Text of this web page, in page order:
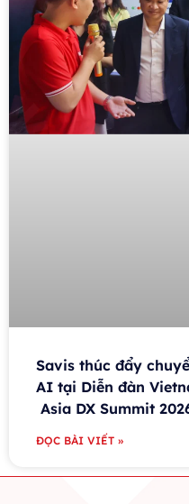
Savis thúc đẩy
AI tại Diễn đàn
Asia DX Summit
ĐỌC BÀI VIẾT »